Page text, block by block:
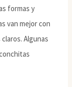
formas y
van mejor con
Algunas